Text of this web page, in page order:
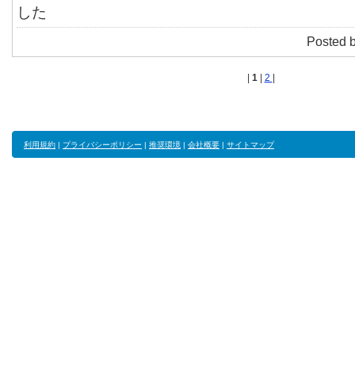
した
Posted
1 2
利用規約 | プライバシーポリシー | 推奨環境 | 会社概要 | サイトマップ